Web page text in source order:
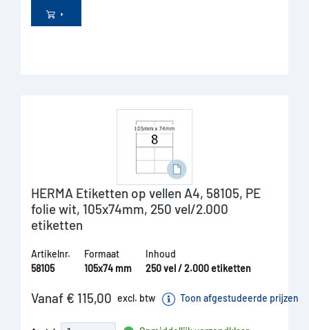
HERMA Etiketten op vellen A4, 58105, PE
folie wit, 105x74mm, 250 vel/2.000
etiketten
Artikelnr.
58105
Formaat
105x74 mm
Inhoud
250 vel / 2.000 etiketten
Vanaf € 115,00 excl. btw Toon afgestudeerde prijzen